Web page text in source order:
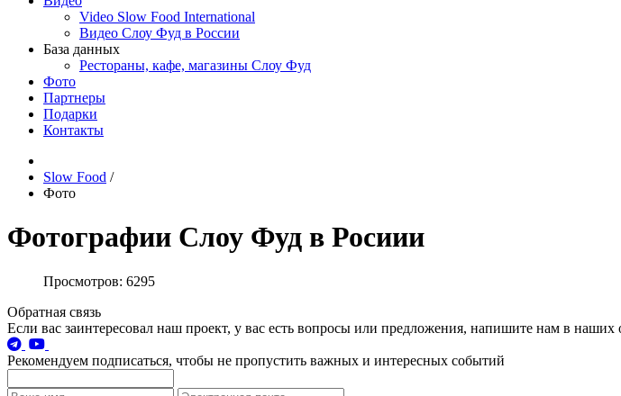
Video Slow Food International
Видео Слоу Фуд в России
База данных
Рестораны, кафе, магазины Слоу Фуд
Фото
Партнеры
Подарки
Контакты
Slow Food /
Фото
Фотографии Слоу Фуд в Росиии
Просмотров: 6295
Обратная связь
Если вас заинтересовал наш проект, у вас есть вопросы или предложения, напишите нам в
Рекомендуем подписаться, чтобы не пропустить важных и интересных событий